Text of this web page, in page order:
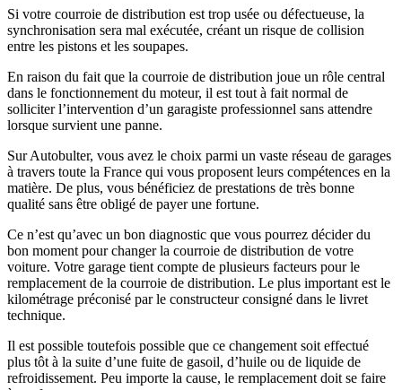
Si votre courroie de distribution est trop usée ou défectueuse, la
synchronisation sera mal exécutée, créant un risque de collision
entre les pistons et les soupapes.
En raison du fait que la courroie de distribution joue un rôle central
dans le fonctionnement du moteur, il est tout à fait normal de
solliciter l’intervention d’un garagiste professionnel sans attendre
lorsque survient une panne.
Sur Autobulter, vous avez le choix parmi un vaste réseau de garages
à travers toute la France qui vous proposent leurs compétences en la
matière. De plus, vous bénéficiez de prestations de très bonne
qualité sans être obligé de payer une fortune.
Ce n’est qu’avec un bon diagnostic que vous pourrez décider du
bon moment pour changer la courroie de distribution de votre
voiture. Votre garage tient compte de plusieurs facteurs pour le
remplacement de la courroie de distribution. Le plus important est le
kilométrage préconisé par le constructeur consigné dans le livret
technique.
Il est possible toutefois possible que ce changement soit effectué
plus tôt à la suite d’une fuite de gasoil, d’huile ou de liquide de
refroidissement. Peu importe la cause, le remplacement doit se faire